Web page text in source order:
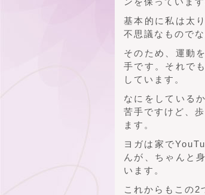
基本的に私は太
不思議なもので
そのため、運動
手です。それで
しています。
なにをしている
苦手ですけど、
ます。
ヨガは家で
んが、ちゃんと
います。
これからもこの2